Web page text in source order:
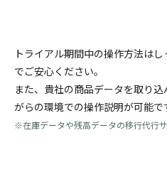
トライアル期間中の操作方法は
でご安心ください。
また、貴社の商品データを取り
がらの環境での操作説明が可能で
※在庫データや残高データの移行代行